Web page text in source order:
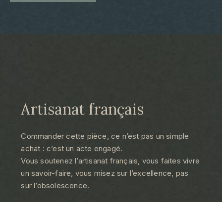
Artisanat français
Commander cette pièce, ce n’est pas un simple
achat : c’est un acte engagé.
Vous soutenez l’artisanat français, vous faites vivre
un savoir-faire, vous misez sur l’excellence, pas
sur l’obsolescence.